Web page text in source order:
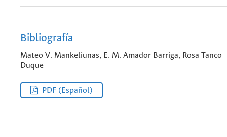
Bibliografía
Mateo V. Mankeliunas, E. M. Amador Barriga, Rosa Tanco
Duque
PDF (Español)